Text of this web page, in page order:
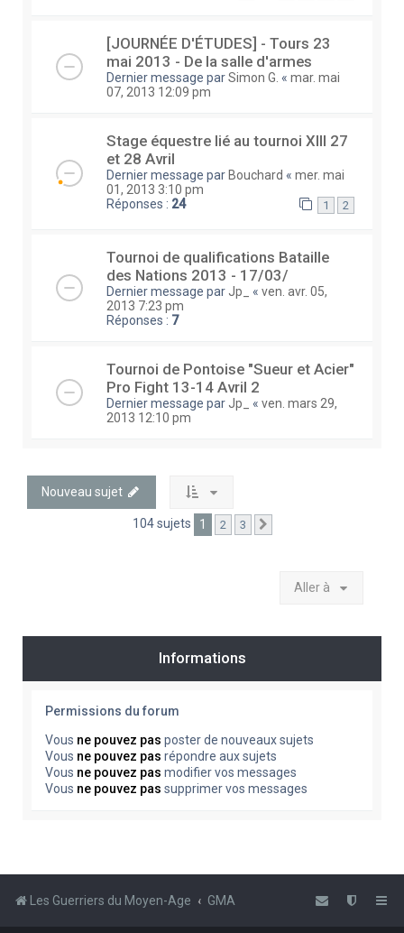
[JOURNÉE D'ÉTUDES] - Tours 23
mai 2013 - De la salle d'armes
Dernier message parSimon G. « mar. mai
07, 2013 12:09 pm
Stage équestre lié au tournoi XIII 27
et 28 Avril
Dernier message par Bouchard « mer. mai
01, 2013 3:10 pm
Réponses : 24 1 2
Tournoi de qualifications Bataille
des Nations 2013 - 17/03/
Dernier message par Jp_ « ven. avr. 05,
2013 7:23 pm
Réponses : 7
Tournoi de Pontoise "Sueur et Acier"
Pro Fight 13-14 Avril 2
Dernier message par Jp_ « ven. mars 29,
2013 12:10 pm
Nouveau sujet
104 sujets 1 2 3
Aller à
Informations
Permissions du forum
Vous ne pouvez pas poster de nouveaux sujets
Vous ne pouvez pas répondre aux sujets
Vous ne pouvez pas modifier vos messages
Vous ne pouvez pas supprimer vos messages
Les Guerriers du Moyen-Age GMA